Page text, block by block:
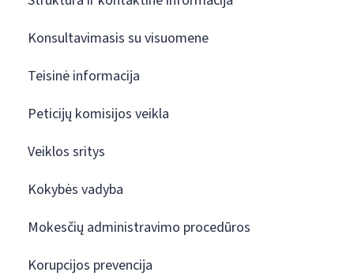
Konsultavimasis su visuomene
Teisinė informacija
Peticijų komisijos veikla
Veiklos sritys
Kokybės vadyba
Mokesčių administravimo procedūros
Korupcijos prevencija